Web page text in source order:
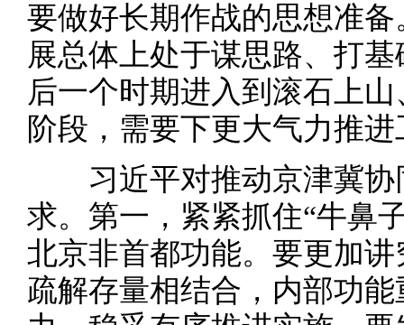
要做好长期作战的思想准
展总体上处于谋思路、打
后一个时期进入到滚石上
阶段，需要下更大气力推进
习近平对推动京津冀协
求。第一，紧紧抓住“牛鼻
北京非首都功能。要更加
疏解存量相结合，内部功